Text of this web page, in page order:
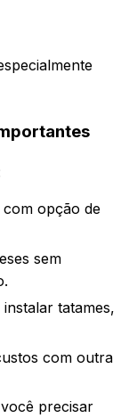
opção de
sem
tatames,
com outra
precisar